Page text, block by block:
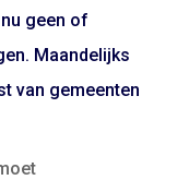
geen of
Maandelijks
van gemeenten